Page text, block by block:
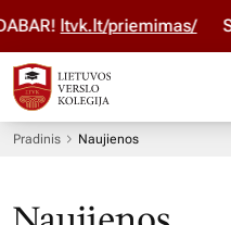
ltvk.lt/priemimas/
Pradinis Naujienos